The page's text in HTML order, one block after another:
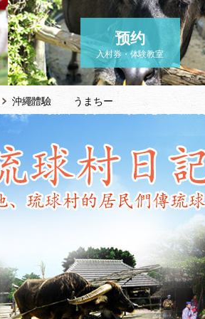
预约
入村券・体験教室
沖繩體驗 うまちー